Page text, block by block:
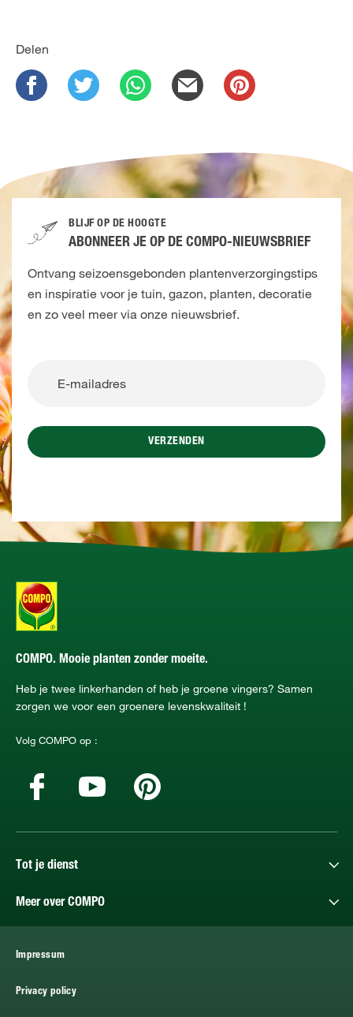
Delen
BLIJF OP DE HOOGTE
ABONNEER JE OP DE COMPO-NIEUWSBRIEF
Ontvang seizoensgebonden plantenverzorgingstips
en inspiratie voor je tuin, gazon, planten, decoratie
en zo veel meer via onze nieuwsbrief.
VERZENDEN
COMPO. Mooie planten zonder moeite.
Heb je twee linkerhanden of heb je groene vingers? Samen
zorgen we voor een groenere levenskwaliteit !
Volg COMPO op :
Tot je dienst
Meer over COMPO
Impressum
Privacy policy